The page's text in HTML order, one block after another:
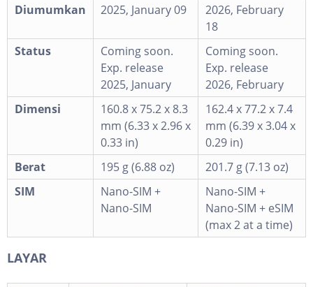
Diumumkan 2025, January 09
2026, February
18
Status
Coming soon.
Exp. release
2025, January
Coming soon.
Exp. release
2026, February
Dimensi
160.8 x 75.2 x 8.3
mm (6.33 x 2.96 x
0.33 in)
162.4 x 77.2 x 7.4
mm (6.39 x 3.04 x
0.29 in)
Berat
195 g (6.88 oz)
201.7 g (7.13 oz)
SIM
Nano-SIM +
Nano-SIM
Nano-SIM +
Nano-SIM + eSIM
(max 2 at a time)
LAYAR